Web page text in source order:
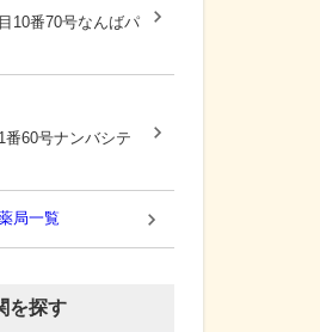
10番70号なんばパ
番60号ナンバシテ
局一覧
を探す